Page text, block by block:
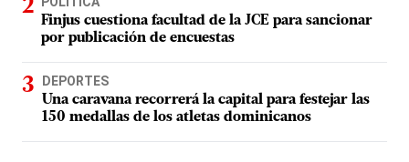
Finjus cuestiona facultad de la JCE para sancionar
por publicación de encuestas
DEPORTES
Una caravana recorrerá la capital para festejar las
150 medallas de los atletas dominicanos